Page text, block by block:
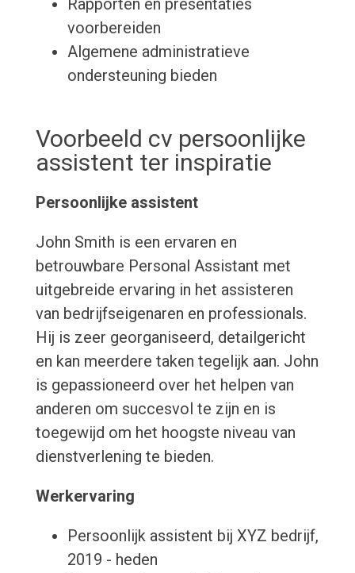
Rapporten en presentaties
voorbereiden
Algemene administratieve
ondersteuning bieden
Voorbeeld cv persoonlijke
assistent ter inspiratie
Persoonlijke assistent
John Smith is een ervaren en
betrouwbare Personal Assistant met
uitgebreide ervaring in het assisteren
van bedrijfseigenaren en professionals.
Hij is zeer georganiseerd, detailgericht
en kan meerdere taken tegelijk aan. John
is gepassioneerd over het helpen van
anderen om succesvol te zijn en is
toegewijd om het hoogste niveau van
dienstverlening te bieden.
Werkervaring
Persoonlijk assistent bij XYZ bedrijf,
2019 - heden